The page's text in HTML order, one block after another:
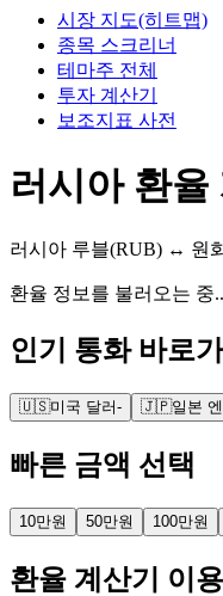
시장 지도(히트맵)
종목 스크리너
테마주 전체
투자 계산기
보조지표 사전
러시아 환율
러시아 루블(RUB) ↔ 원
환율 정보를 불러오는 중
인기 통화 바로가
🇺🇸미국 달러- 🇯🇵일본 엔
빠른 금액 선택
10만원 50만원 100만원
환율 계산기 이